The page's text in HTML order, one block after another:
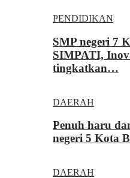
PENDIDIKAN
SMP negeri 7
SIMPATI,
tingkatkan…
DAERAH
Penuh haru
negeri 5 Kota
DAERAH